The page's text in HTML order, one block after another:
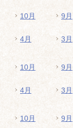
10月 9月
4月 3月
10月 9月
4月 3月
10月 9月